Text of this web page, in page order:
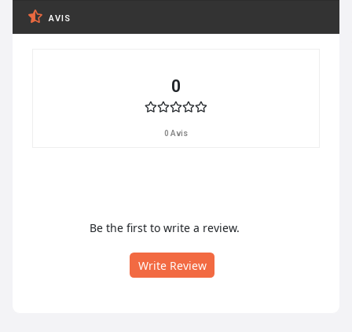
AVIS
0
0 Avis
Be the first to write a review.
Write Review